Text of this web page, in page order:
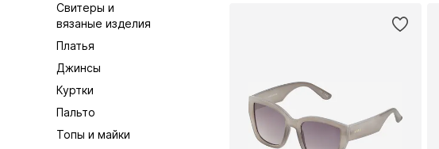
Свитеры и
вязаные изделия
Платья
Джинсы
Куртки
Пальто
Топы и майки